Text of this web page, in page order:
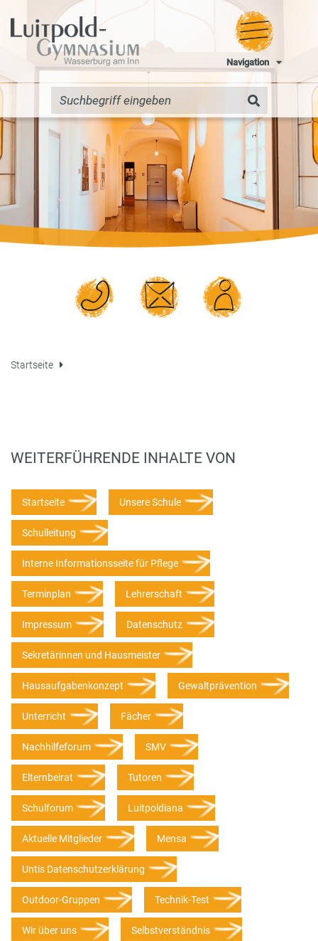
Navigation
Startseite
WEITERFÜHRENDE INHALTE VON
Startseite Unsere Schule
Schulleitung
Interne Informationsseite für Pflege
Terminplan Lehrerschaft
Impressum Datenschutz
Sekretärinnen und Hausmeister
Hausaufgabenkonzept Gewaltprävention
Unterricht Fächer
Nachhilfeforum SMV
Elternbeirat Tutoren
Schulforum Luitpoldiana
Aktuelle Mitglieder Mensa
Untis Datenschutzerklärung
Outdoor-Gruppen Technik-Test
Wir über uns Selbstverständnis